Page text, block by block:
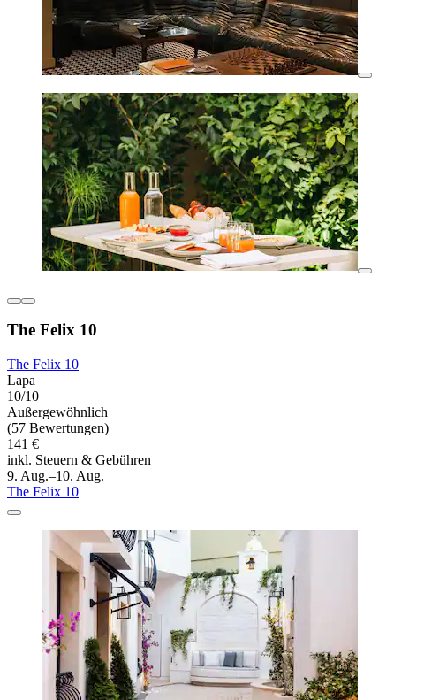
The Felix 10
The Felix 10
Lapa
10/10
Außergewöhnlich
(57 Bewertungen)
141 €
inkl. Steuern & Gebühren
9. Aug.–10. Aug.
The Felix 10